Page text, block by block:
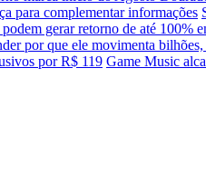
para complementar informações
gerar retorno de até 100%
por que ele movimenta bilhões,
por R$ 119 Game Music